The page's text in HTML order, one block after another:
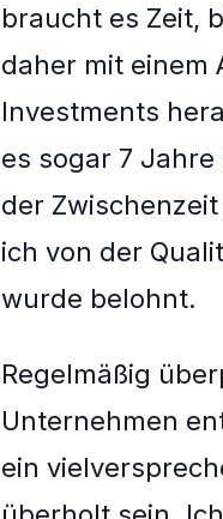
braucht es Zeit,
daher mit einem
Investments
es sogar 7
der
ich von der
wurde belohnt.
Regelmäßig
Unternehmen
ein